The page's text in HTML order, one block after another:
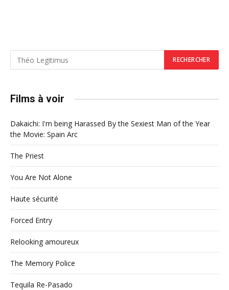
Films à voir
Dakaichi: I'm being Harassed By the Sexiest Man of the Year
the Movie: Spain Arc
The Priest
You Are Not Alone
Haute sécurité
Forced Entry
Relooking amoureux
The Memory Police
Tequila Re-Pasado